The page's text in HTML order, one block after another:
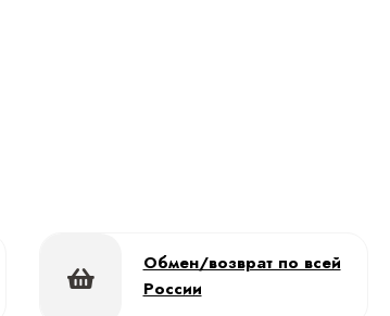
Обмен/возврат по всей
России